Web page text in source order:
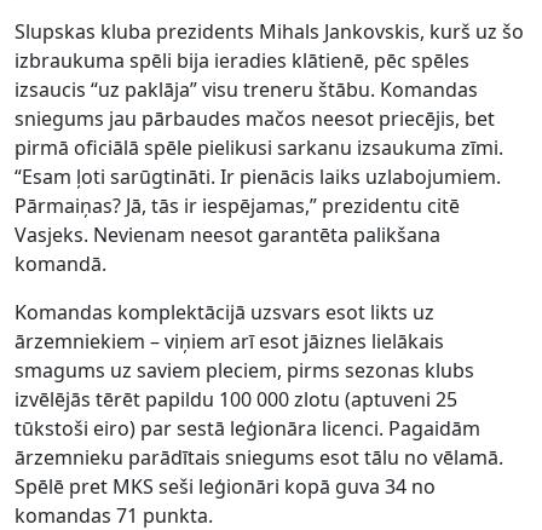
Slupskas kluba prezidents Mihals Jankovskis, kurš uz šo
izbraukuma spēli bija ieradies klātienē, pēc spēles
izsaucis “uz paklāja” visu treneru štābu. Komandas
sniegums jau pārbaudes mačos neesot priecējis, bet
pirmā oficiālā spēle pielikusi sarkanu izsaukuma zīmi.
“Esam ļoti sarūgtināti. Ir pienācis laiks uzlabojumiem.
Pārmaiņas? Jā, tās ir iespējamas,” prezidentu citē
Vasjeks. Nevienam neesot garantēta palikšana
komandā.
Komandas komplektācijā uzsvars esot likts uz
ārzemniekiem – viņiem arī esot jāiznes lielākais
smagums uz saviem pleciem, pirms sezonas klubs
izvēlējās tērēt papildu 100 000 zlotu (aptuveni 25
tūkstoši eiro) par sestā leģionāra licenci. Pagaidām
ārzemnieku parādītais sniegums esot tālu no vēlamā.
Spēlē pret MKS seši leģionāri kopā guva 34 no
komandas 71 punkta.